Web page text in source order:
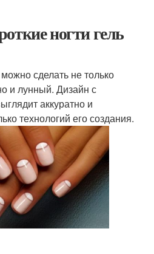
ногти гель
сделать не только
и лунный. Дизайн с
аккуратно и
технологий его создания.